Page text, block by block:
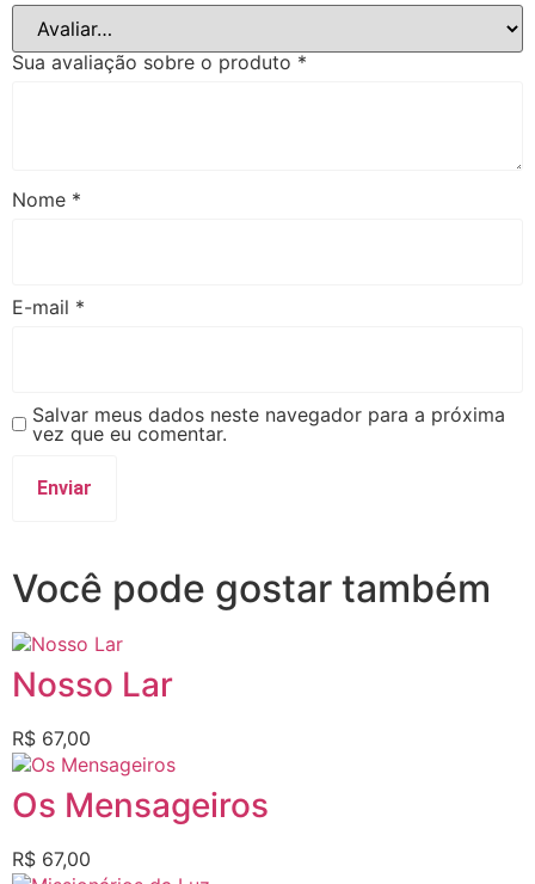
Sua avaliação sobre o produto *
Nome *
E-mail *
Salvar meus dados neste navegador para a próxima
vez que eu comentar.
Você pode gostar também
Nosso Lar
R$ 67,00
Os Mensageiros
R$ 67,00